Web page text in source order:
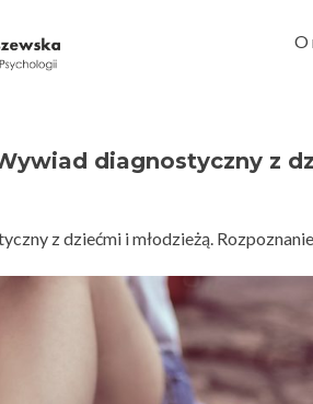
O
diagnostyczny z
z dziećmi i młodzieżą.